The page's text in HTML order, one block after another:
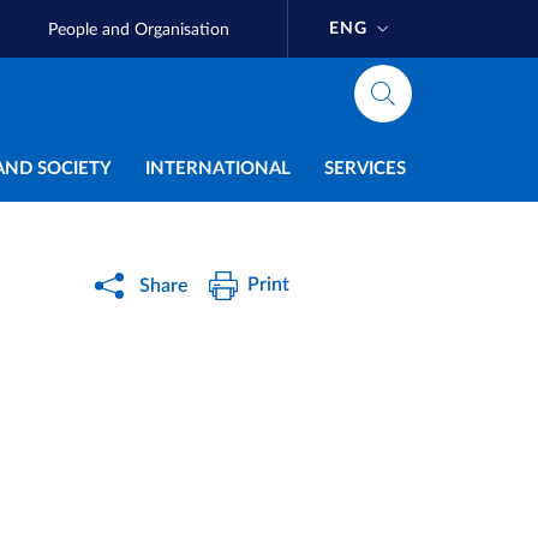
People and Organisation ENG
SOCIETY INTERNATIONAL SERVICES
Share Print